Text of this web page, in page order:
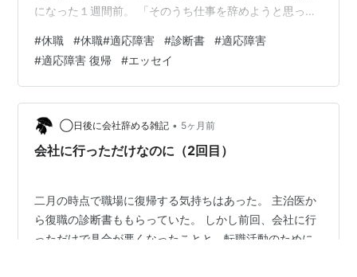
になった１週間前。 「そのうち仕事を辞めようと思って
はちゃんと払うから。 無職になる連絡した。」って電話
した。 それで事情を聴かれて、泣きながら 「お給料は田
舎で女にしては高いけど、もう耐えられない。」と。 兄
嫁が 「死にたくなる？ それならお医者さんにそう言うべ
き。 ちゃんと言うべき。 傷病手当金という制度があるか
ら、制度を…
#休職 #休職#適応障害 #診断書 #適応障害
#適応障害 復帰 #エッセイ
◯日後に会社辞める雑記 • 5ヶ月前
会社に行っただけなのに（2回目）
二月の時点で職場に復帰する気持ちはあった。 主治医か
ら復職の診断書ももらっていた。 しかし前回、会社に行
っただけで具合が悪くなったことと、転職活動のために